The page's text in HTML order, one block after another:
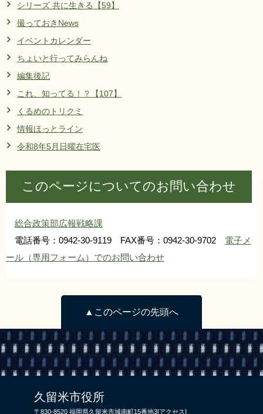
シリーズ 共に生きる【59】
撮っておきNews
イベントカレンダー
ちょいと行ってみらんね
編集後記
これ、知ってる！？【107】
くるめのトリクミ
情報ほっとライン
令和8年5月日曜在宅医
このページについてのお問い合わせ
総合政策部広報戦略課
電話番号：0942-30-9119 FAX番号：0942-30-9702 電子メ
ール（専用フォーム）でのお問い合わせ
▲このページの先頭へ
久留米市役所
〒830-8520 福岡県久留米市城南町15番地3[アクセス]